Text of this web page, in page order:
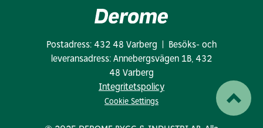
Postadress: 432 48 Varberg | Besöks- och
leveransadress: Annebergsvägen 1B, 432
48 Varberg
Integritetspolicy
Cookie Settings